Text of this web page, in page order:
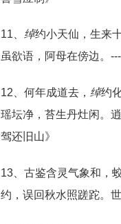
11、 绰约小天仙，生来
虽欲语，阿母在傍边。
12、何年成道去， 绰约
瑶坛净，苔生丹灶闲。
驾还旧山》
13、古鉴含灵气象和，
约，误回秋水照蹉跎。